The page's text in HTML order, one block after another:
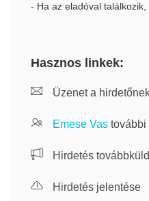
- Ha az eladóval
Hasznos linkek:
Üzenet a
Emese Vas további
Hirdetés
Hirdetés jelentése